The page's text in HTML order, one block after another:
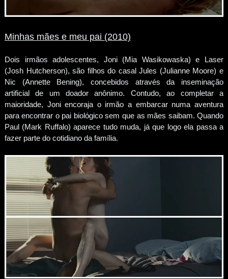
Minhas mães e meu pai (2010)
Dois irmãos adolescentes, Joni (Mia Wasikowaska) e Laser
(Josh Hutcherson), são filhos do casal Jules (Julianne Moore) e
Nic (Annette Bening), concebidos através da inseminação
artificial de um doador anônimo. Contudo, ao completar a
maioridade, Joni encoraja o irmão a embarcar numa aventura
para encontrar o pai biológico sem que as mães saibam. Quando
Paul (Mark Ruffalo) aparece tudo muda, já que logo ela passa a
fazer parte do cotidiano da família.